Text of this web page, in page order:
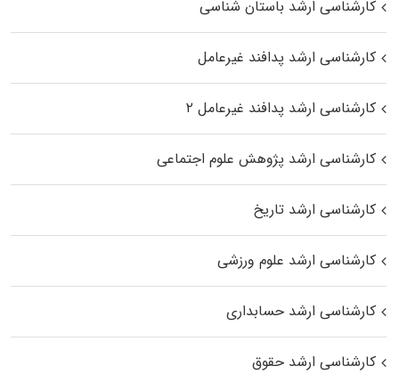
کارشناسی ارشد باستان شناسی
کارشناسی ارشد پدافند غیرعامل
کارشناسی ارشد پدافند غیرعامل ۲
کارشناسی ارشد پژوهش علوم اجتماعی
کارشناسی ارشد تاریخ
کارشناسی ارشد علوم ورزشی
کارشناسی ارشد حسابداری
کارشناسی ارشد حقوق